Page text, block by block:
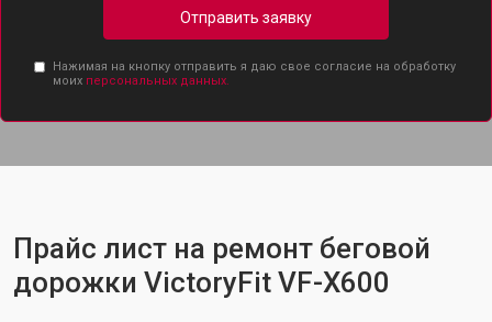
Отправить заявку
Нажимая на кнопку отправить я даю свое согласие на обработку
моих персональных данных.
Прайс лист на ремонт беговой
дорожки VictoryFit VF-X600